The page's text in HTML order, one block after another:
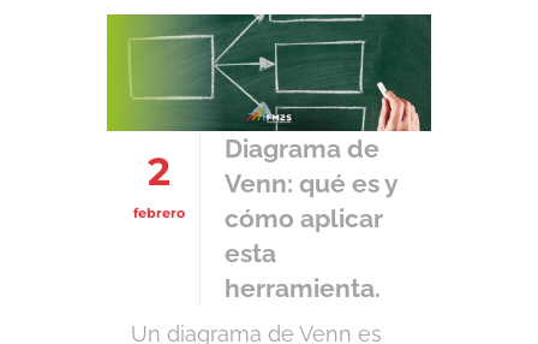
medir y analizar su
desempeño y mejorar
continuamente. Si
consideramos su […]
2
febrero
Diagrama de
Venn: qué es y
cómo aplicar
esta
herramienta.
Un diagrama de Venn es